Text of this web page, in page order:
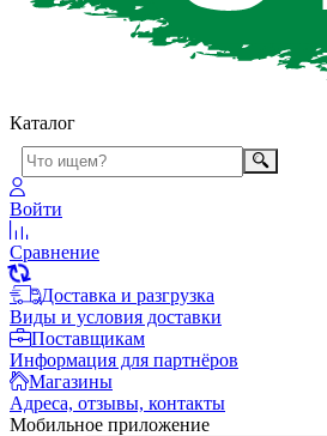
Каталог
Войти
Сравнение
Доставка и разгрузка
Виды и условия доставки
Поставщикам
Информация для партнёров
Магазины
Адреса, отзывы, контакты
Мобильное приложение